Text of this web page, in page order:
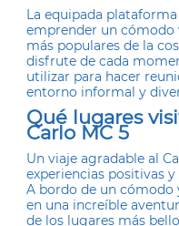
La equipada
emprender un
más populares de la
disfrute de cada
utilizar para hacer
entorno informal y
Qué lugares
Carlo MC 5
Un viaje agradable al
experiencias positivas
A bordo de un cómodo
en una increíble
de los lugares más